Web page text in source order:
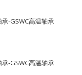
-GSWC高温轴承
-GSWC高温轴承